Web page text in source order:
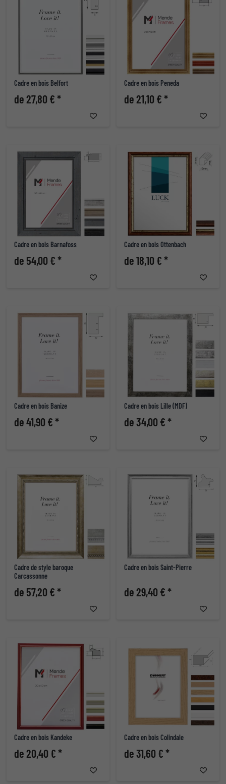
Cadre en bois Belfort
de 27,80 € *
Cadre en bois Peneda
de 21,10 € *
Cadre en bois Barnafoss
de 54,00 € *
Cadre en bois Ottenbach
de 18,10 € *
Cadre en bois Banize
de 41,90 € *
Cadre en bois Lille (MDF)
de 34,00 € *
Cadre de style baroque
Carcassonne
de 57,20 € *
Cadre en bois Saint-Pierre
de 29,40 € *
Cadre en bois Kandeke
de 20,40 € *
Cadre en bois Colindale
de 31,60 € *